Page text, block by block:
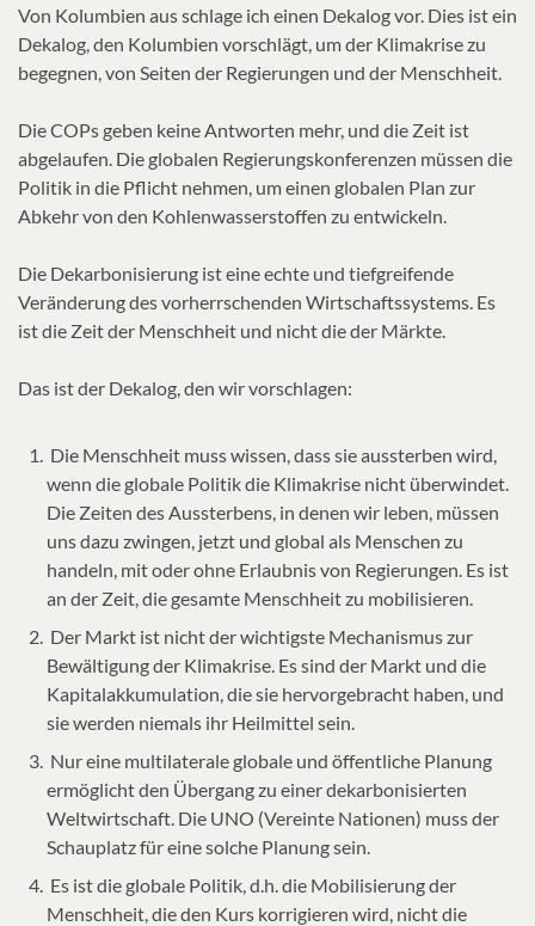
Von Kolumbien aus schlage ich einen Dekalog vor. Dies ist ein
Dekalog, den Kolumbien vorschlägt, um der Klimakrise zu
begegnen, von Seiten der Regierungen und der Menschheit.
Die COPs geben keine Antworten mehr, und die Zeit ist
abgelaufen. Die globalen Regierungskonferenzen müssen die
Politik in die Pflicht nehmen, um einen globalen Plan zur
Abkehr von den Kohlenwasserstoffen zu entwickeln.
Die Dekarbonisierung ist eine echte und tiefgreifende
Veränderung des vorherrschenden Wirtschaftssystems. Es
ist die Zeit der Menschheit und nicht die der Märkte.
Das ist der Dekalog, den wir vorschlagen:
Die Menschheit muss wissen, dass sie aussterben wird,
wenn die globale Politik die Klimakrise nicht überwindet.
Die Zeiten des Aussterbens, in denen wir leben, müssen
uns dazu zwingen, jetzt und global als Menschen zu
handeln, mit oder ohne Erlaubnis von Regierungen. Es ist
an der Zeit, die gesamte Menschheit zu mobilisieren.
Der Markt ist nicht der wichtigste Mechanismus zur
Bewältigung der Klimakrise. Es sind der Markt und die
Kapitalakkumulation, die sie hervorgebracht haben, und
sie werden niemals ihr Heilmittel sein.
Nur eine multilaterale globale und öffentliche Planung
ermöglicht den Übergang zu einer dekarbonisierten
Weltwirtschaft. Die UNO (Vereinte Nationen) muss der
Schauplatz für eine solche Planung sein.
Es ist die globale Politik, d.h. die Mobilisierung der
Menschheit, die den Kurs korrigieren wird, nicht die